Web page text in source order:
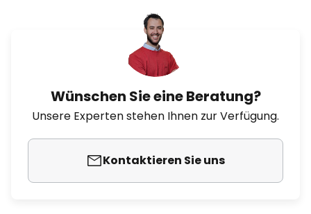
Wünschen Sie eine Beratung?
Unsere Experten stehen Ihnen zur Verfügung.
Kontaktieren Sie uns